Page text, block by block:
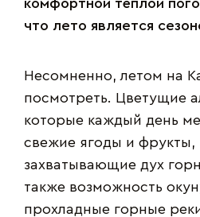
комфортной тёплой
что лето является
Несомненно, летом на
посмотреть. Цветущие
которые каждый день
свежие ягоды и фрукты,
захватывающие дух
также возможность
прохладные горные